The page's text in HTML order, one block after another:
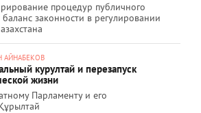
процедур публичного
законности в регулировании
АЙНАБЕКОВ
курултай и перезапуск
жизни
Парламенту и его